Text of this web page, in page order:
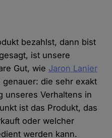
bezahlst, dann bist
ist unsere
Gut, wie Jaron Lanier
die sehr exakt
unseres Verhaltens in
ist das Produkt, das
oder welcher
werden kann.